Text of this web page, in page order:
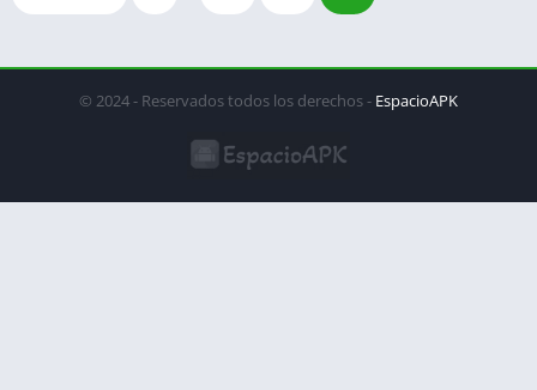
© 2024 - Reservados todos los derechos - EspacioAPK